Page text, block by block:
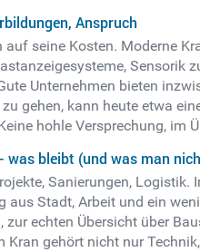
Anspruch
seine Kosten. Moderne
Sensorik
Unternehmen bieten
gehen, kann heute etwa
hohle Versprechung, im
bleibt (und was man
Sanierungen,
aus Stadt, Arbeit und ein
zur echten Übersicht über
Kran gehört nicht nur